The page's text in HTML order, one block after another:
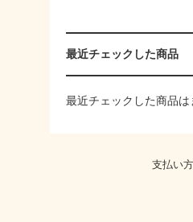
最近チェックした商品
最近チェックした商品は
支払い